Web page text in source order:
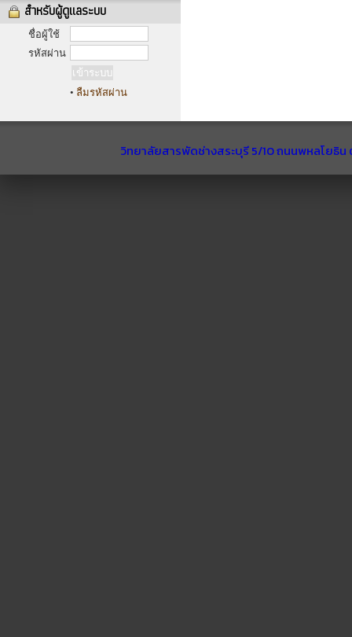
สำหรับผู้ดูแลระบบ
ชื่อผู้ใช้
รหัสผ่าน
• ลืมรหัสผ่าน
วิทยาลัยสารพัดช่างสระบุรี 5/10 ถนนพหลโยธิ